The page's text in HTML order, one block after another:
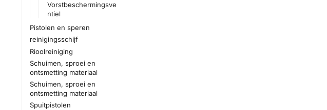
Vorstbeschermingsve
ntiel
Pistolen en speren
reinigingsschijf
Rioolreiniging
Schuimen, sproei en
ontsmetting materiaal
Schuimen, sproei en
ontsmetting materiaal
Spuitpistolen